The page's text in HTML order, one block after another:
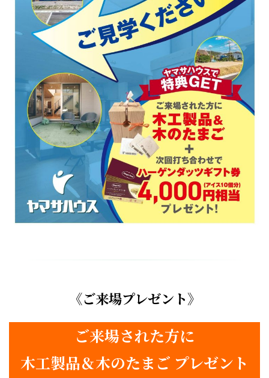
《ご来場プレゼント》
ご来場された方に
木工製品＆木のたまご プレゼント